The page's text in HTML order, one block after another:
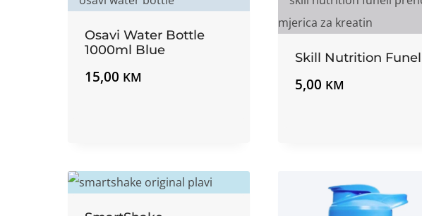
Osavi Water Bottle
1000ml Blue
15,00 KM
Skill Nutrition
5,00 KM